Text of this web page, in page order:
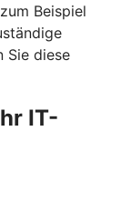
Beispiel
Sie diese
IT-